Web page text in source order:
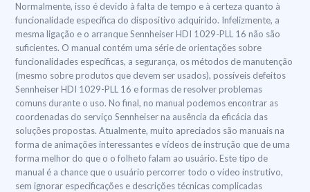
Normalmente, isso é devido à falta de tempo e à certeza quanto à
funcionalidade específica do dispositivo adquirido. Infelizmente, a
mesma ligação e o arranque Sennheiser HDI 1029-PLL 16 não são
suficientes. O manual contém uma série de orientações sobre
funcionalidades específicas, a segurança, os métodos de manutenção
(mesmo sobre produtos que devem ser usados), possíveis defeitos
Sennheiser HDI 1029-PLL 16 e formas de resolver problemas
comuns durante o uso. No final, no manual podemos encontrar as
coordenadas do serviço Sennheiser na ausência da eficácia das
soluções propostas. Atualmente, muito apreciados são manuais na
forma de animações interessantes e vídeos de instrução que de uma
forma melhor do que o o folheto falam ao usuário. Este tipo de
manual é a chance que o usuário percorrer todo o vídeo instrutivo,
sem ignorar especificações e descrições técnicas complicadas